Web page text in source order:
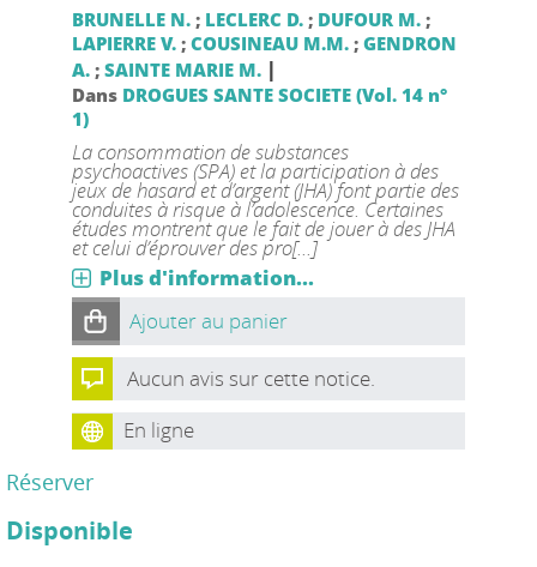
BRUNELLE N.; LECLERC D.; DUFOUR M.;
LAPIERRE V.; COUSINEAU M.M.; GENDRON
A.; SAINTE MARIE M. |
Dans DROGUES SANTE SOCIETE (Vol. 14 n°
1)
La consommation de substances
psychoactives (SPA) et la participation à des
jeux de hasard et d’argent (JHA) font partie des
conduites à risque à l’adolescence. Certaines
études montrent que le fait de jouer à des JHA
et celui d’éprouver des pro[...]
Plus d'information...
Ajouter au panier
Aucun avis sur cette notice.
En ligne
Réserver
Disponible